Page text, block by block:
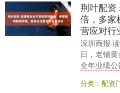
荆叶配资
倍，多家
营应对行
深圳商报·
日，老铺
全年业绩
长。财报
家....
分类：配资